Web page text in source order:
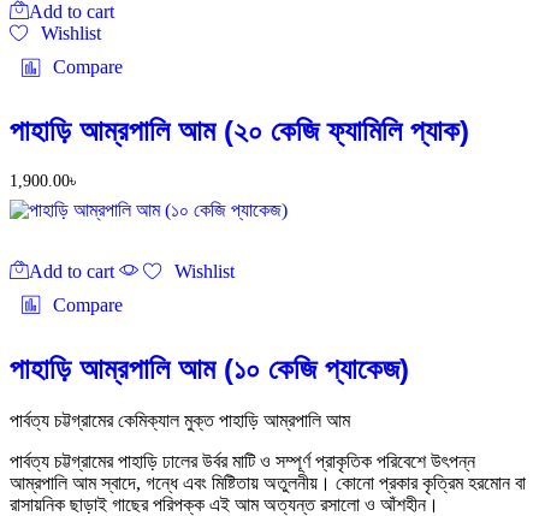
Add to cart
Wishlist
Compare
পাহাড়ি আম্রপালি আম (২০ কেজি ফ্যামিলি প্যাক)
1,900.00৳
Add to cart
Wishlist
Compare
পাহাড়ি আম্রপালি আম (১০ কেজি প্যাকেজ)
পার্বত্য চট্টগ্রামের কেমিক্যাল মুক্ত পাহাড়ি আম্রপালি আম
পার্বত্য চট্টগ্রামের পাহাড়ি ঢালের উর্বর মাটি ও সম্পূর্ণ প্রাকৃতিক পরিবেশে উৎপন্ন
আম্রপালি আম স্বাদে, গন্ধে এবং মিষ্টিতায় অতুলনীয়। কোনো প্রকার কৃত্রিম হরমোন বা
রাসায়নিক ছাড়াই গাছের পরিপক্ক এই আম অত্যন্ত রসালো ও আঁশহীন।